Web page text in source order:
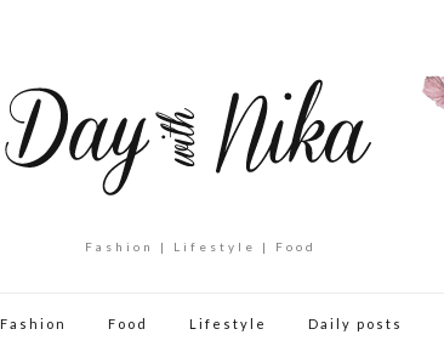
Fashion | Lifestyle | Food
Fashion Food Lifestyle Daily posts